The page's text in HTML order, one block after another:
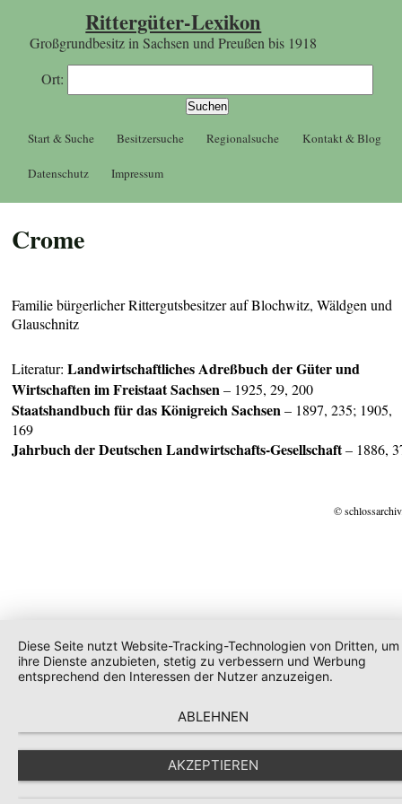
Rittergüter-Lexikon
Großgrundbesitz in Sachsen und Preußen bis 1918
Ort:
Start & Suche Besitzersuche Regionalsuche Kontakt & Blog
Datenschutz Impressum
Crome
Familie bürgerlicher Rittergutsbesitzer auf Blochwitz, Wäldgen und
Glauschnitz
Literatur:Landwirtschaftliches Adreßbuch der Güter und
Wirtschaften im Freistaat Sachsen– 1925, 29, 200
Staatshandbuch für dasKönigreich Sachsen– 1897, 235; 1905,
169
Jahrbuch der Deutschen Landwirtschafts-Gesellschaft– 1886,
©
Diese Seite nutzt Website-Tracking-Technologien von Dritten, um
ihre Dienste anzubieten, stetig zu verbessern und Werbung
entsprechend den Interessen der Nutzer anzuzeigen.
ABLEHNEN
AKZEPTIEREN